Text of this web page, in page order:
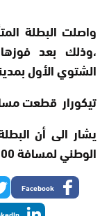
واصلت البطلة
الشتوي الأول
تيكورار قطعت
يشار الى أن
الوطني لمسافة 1000 متر بتوقيت 2.59.
Facebook